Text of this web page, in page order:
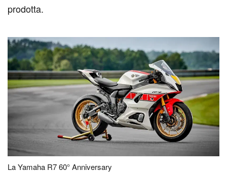
prodotta.
La Yamaha R7 60° Anniversary